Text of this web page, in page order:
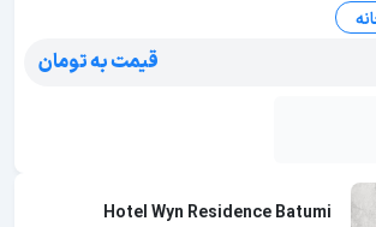
قیمت به تومان
Hotel Wyn Residence Batumi